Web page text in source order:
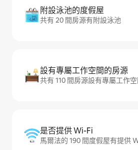
附設泳池的度假屋
共有 20 間房源有附設泳池
設有專屬工作空間的房源
共有 110 間房源設有專屬工作
是否提供 Wi-Fi
馬爾法的 190 間度假屋有提供